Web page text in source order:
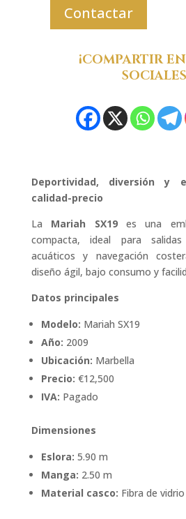
Contactar
¡COMPARTIR
Deportividad, diversión y
calidad-precio
La Mariah SX19es una
compacta, ideal para
acuáticos y navegación
diseño ágil, bajo consumo y
Datos principales
Modelo: Mariah SX19
Año: 2009
Ubicación: Marbella
Precio: €12,500
IVA: Pagado
Dimensiones
Eslora: 5.90 m
Manga: 2.50 m
Material casco: Fibra de vidrio